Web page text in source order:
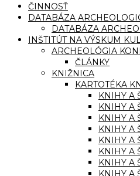
ČINNOSŤ
DATABÁZA
DATABÁZA
INŠTITÚT NA VÝSKUM
ARCHEOLÓGIA
ČLÁNKY
KNIŽNICA
KARTOTÉKA
KNIHY A
KNIHY A
KNIHY A
KNIHY A
KNIHY A
KNIHY A
KNIHY A
KNIHY A